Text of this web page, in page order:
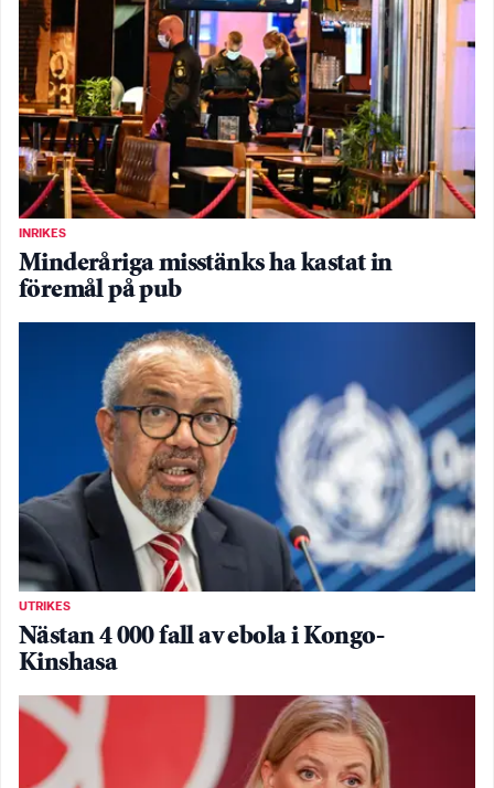
INRIKES
Minderåriga misstänks ha kastat in
föremål på pub
UTRIKES
Nästan 4 000 fall av ebola i Kongo-
Kinshasa